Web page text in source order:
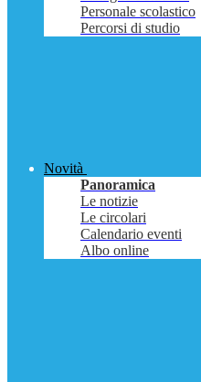
Personale scolastico
Percorsi di studio
Novità
Panoramica
Le notizie
Le circolari
Calendario eventi
Albo online